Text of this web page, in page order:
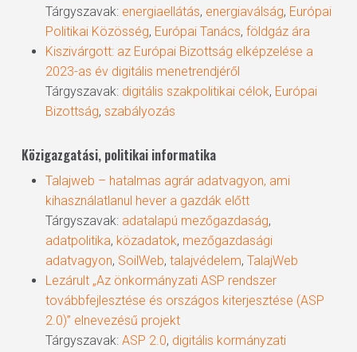
Tárgyszavak: energiaellátás, energiaválság, Európai
Politikai Közösség, Európai Tanács, földgáz ára
Kiszivárgott: az Európai Bizottság elképzelése a
2023-as év digitális menetrendjéről
Tárgyszavak: digitális szakpolitikai célok, Európai
Bizottság, szabályozás
Közigazgatási, politikai informatika
Talajweb – hatalmas agrár adatvagyon, ami
kihasználatlanul hever a gazdák előtt
Tárgyszavak: adatalapú mezőgazdaság,
adatpolitika, közadatok, mezőgazdasági
adatvagyon, SoilWeb, talajvédelem, TalajWeb
Lezárult „Az önkormányzati ASP rendszer
továbbfejlesztése és országos kiterjesztése (ASP
2.0)” elnevezésű projekt
Tárgyszavak: ASP 2.0, digitális kormányzati